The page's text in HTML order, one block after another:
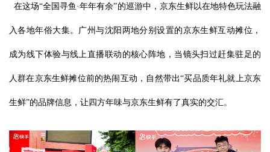
在这场“全国寻鱼·年年有余”的巡游中，京东生鲜以在地特色玩法融
入各地年俗大集。广州与沈阳两地分别设置的京东生鲜互动摊位，
成为线下体验与线上直播联动的核心阵地，当镜头扫过赶集驻足的
人群在京东生鲜摊位前的热闹互动，自然带出“买品质年礼就上京东
生鲜”的品牌信息，让四方年味与京东生鲜有了真实的交汇。